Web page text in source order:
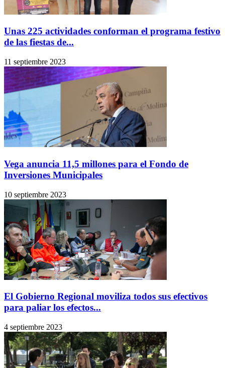
Unas 225 actividades conforman el programa festivo
de las fiestas de...
11 septiembre 2023
Vega anuncia 11,5 millones para el Fondo de
Inversiones Municipales
10 septiembre 2023
El Gobierno Regional moviliza todos sus efectivos
para paliar los efectos...
4 septiembre 2023